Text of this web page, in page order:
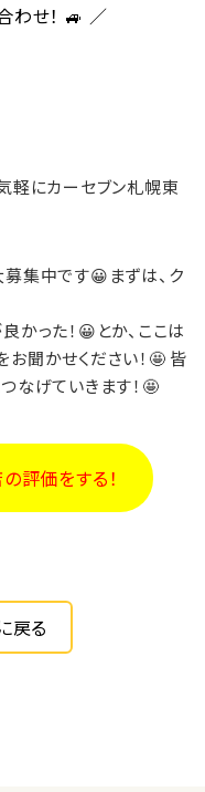
わせ！ 🚙 ／
軽にカーセブン札幌東
集中です😀まずは、ク
かった！😀とか、ここは
聞かせください！🤩 皆
なげていきます！🤩
評価をする！
戻る